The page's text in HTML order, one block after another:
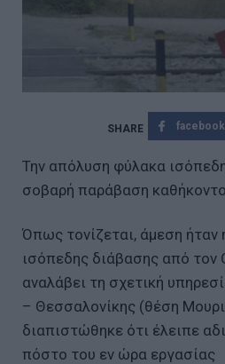
facebook
Την απόλυση φύλακα
σοβαρή παράβαση
Όπως τονίζεται, άμεση
ισόπεδης διάβασης από τον
αναλάβει τη σχετική
– Θεσσαλονίκης (θέση
διαπιστώθηκε ότι έλειπε
πόστο του εν ώρα εργασίας